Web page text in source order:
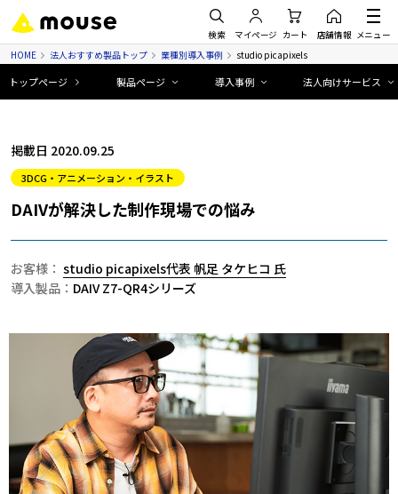
検索 マイページ カート 店舗情報 メニュー
HOME 法人おすすめ製品トップ 業種別導入事例 studio picapixels
トップページ 製品ページ 導入事例 法人向けサービス
掲載日 2020.09.25
3DCG・アニメーション・イラスト
DAIVが解決した制作現場での悩み
お客様： studio picapixels代表 帆足 タケヒコ 氏
導入製品： DAIV Z7-QR4シリーズ